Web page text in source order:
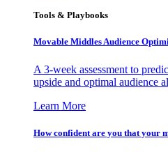
Tools & Playbooks
Movable Middles Audience
A 3-week assessment to
upside and optimal audience
Learn More
How confident are you that your